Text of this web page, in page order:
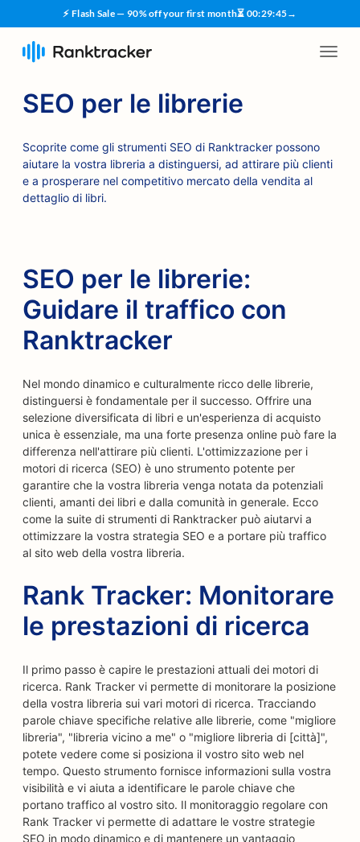
⚡ Flash Sale — 90% off your first month⏳ 00:29:45→
SEO per le librerie
Scoprite come gli strumenti SEO di Ranktracker possono
aiutare la vostra libreria a distinguersi, ad attirare più clienti
e a prosperare nel competitivo mercato della vendita al
dettaglio di libri.
SEO per le librerie:
Guidare il traffico con
Ranktracker
Nel mondo dinamico e culturalmente ricco delle librerie,
distinguersi è fondamentale per il successo. Offrire una
selezione diversificata di libri e un'esperienza di acquisto
unica è essenziale, ma una forte presenza online può fare la
differenza nell'attirare più clienti. L'ottimizzazione per i
motori di ricerca (SEO) è uno strumento potente per
garantire che la vostra libreria venga notata da potenziali
clienti, amanti dei libri e dalla comunità in generale. Ecco
come la suite di strumenti di Ranktracker può aiutarvi a
ottimizzare la vostra strategia SEO e a portare più traffico
al sito web della vostra libreria.
Rank Tracker: Monitorare
le prestazioni di ricerca
Il primo passo è capire le prestazioni attuali dei motori di
ricerca. Rank Tracker vi permette di monitorare la posizione
della vostra libreria sui vari motori di ricerca. Tracciando
parole chiave specifiche relative alle librerie, come "migliore
libreria", "libreria vicino a me" o "migliore libreria di [città]",
potete vedere come si posiziona il vostro sito web nel
tempo. Questo strumento fornisce informazioni sulla vostra
visibilità e vi aiuta a identificare le parole chiave che
portano traffico al vostro sito. Il monitoraggio regolare con
Rank Tracker vi permette di adattare le vostre strategie
SEO in modo dinamico e di mantenere un vantaggio